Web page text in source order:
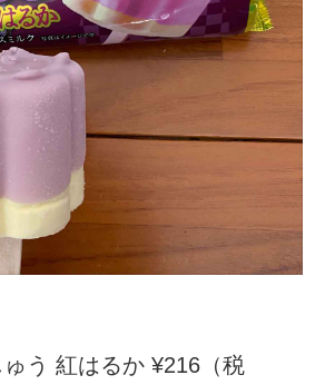
ゅう 紅はるか ¥216（税